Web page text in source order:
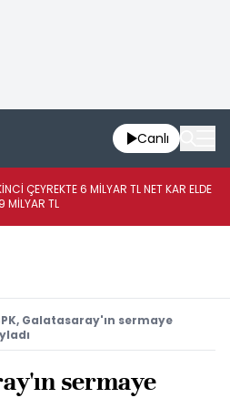
Canlı
ÇEYREKTE 6 MİLYAR TL NET KAR ELDE
MİLYAR TL
Galatasaray'ın sermaye
sermaye